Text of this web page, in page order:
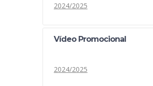
2024/2025
Vídeo Promocional
2024/2025